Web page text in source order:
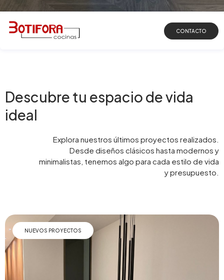
CONTACTO
Descubre tu espacio de vida
ideal
Explora nuestros últimos proyectos realizados.
Desde diseños clásicos hasta modernos y
minimalistas, tenemos algo para cada estilo de vida
y presupuesto.
NUEVOS PROYECTOS